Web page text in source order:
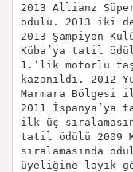
2013 Allianz
ödülü. 2013 iki
2013 Şampiyon
Küba’ya tatil
1.’lik motorlu
kazanıldı. 2012
Marmara Bölgesi
2011 İspanya’ya
ilk üç
tatil ödülü 2009
sıralamasında
üyeliğine layık